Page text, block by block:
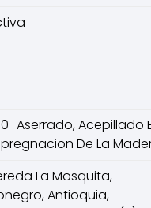
Acepillado
De La
La Mosquita,
Antioquia,